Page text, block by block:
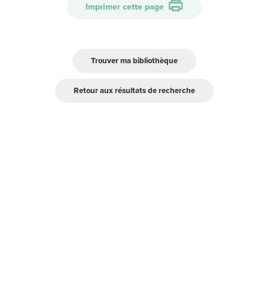
Imprimer cette page
Trouver ma bibliothèque
Retour aux résultats de recherche